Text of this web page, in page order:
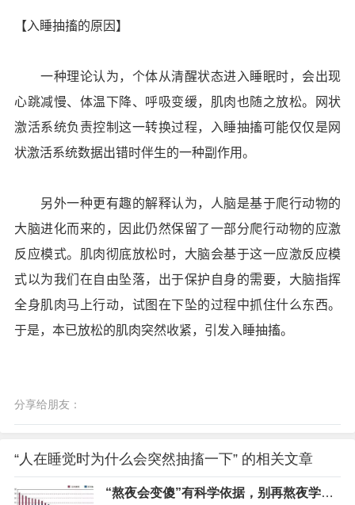
【入睡抽搐的原因】
一种理论认为，个体从清醒状态进入睡眠时，会出现
心跳减慢、体温下降、呼吸变缓，肌肉也随之放松。网状
激活系统负责控制这一转换过程，入睡抽搐可能仅仅是网
状激活系统数据出错时伴生的一种副作用。
另外一种更有趣的解释认为，人脑是基于爬行动物的
大脑进化而来的，因此仍然保留了一部分爬行动物的应激
反应模式。肌肉彻底放松时，大脑会基于这一应激反应模
式以为我们在自由坠落，出于保护自身的需要，大脑指挥
全身肌肉马上行动，试图在下坠的过程中抓住什么东西。
于是，本已放松的肌肉突然收紧，引发入睡抽搐。
分享给朋友：
“人在睡觉时为什么会突然抽搐一下” 的相关文章
“熬夜会变傻”有科学依据，别再熬夜学习